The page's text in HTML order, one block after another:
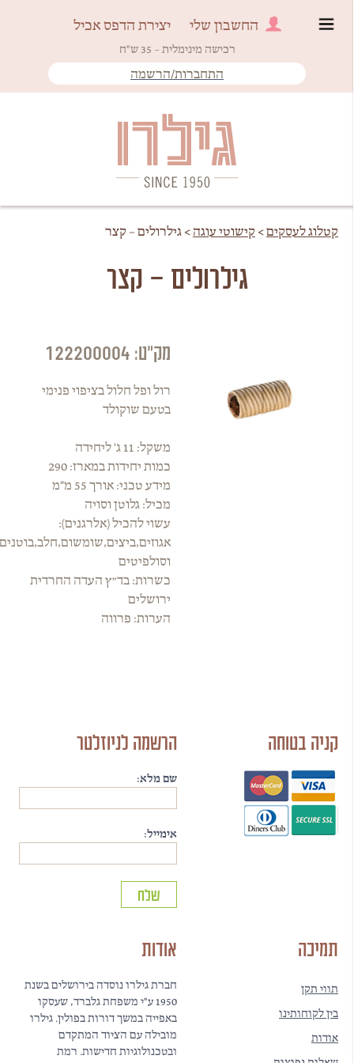
החשבון שלי יצירת הדפס אכיל
רכישה מינימלית – 35 ש"ח
התחברות/הרשמה
גילרו
Since 1950
קטלוג לעסקים> קישוטי עוגה > גילרולים – קצר
גילרולים – קצר
מק"ט: 122200004
רול ופל חלול בציפוי פנימי
בטעם שוקולד
משקל: 11 ג' ליחידה
כמות יחידות במארז: 290
מידע טכני: אורך 55 מ"מ
מכיל: גלוטן וסויה
עשוי להכיל (אלרגנים):
אגוזים,ביצים,שומשום,חלב,בוטנים
וסולפיטים
כשרות: בד״ץ העדה החרדית
ירושלים
הערות: פרווה
קניה בטוחה הרשמה לניוזלטר
שם מלא:
אימייל:
תמיכה
תווי תקן
בין לקוחותינו
אודות
אודות
חברת גילרו נוסדה בירושלים בשנת
1950 ע"י משפחת גלברד, שעסקו
באפייה במשך דורות בפולין. גילרו
מובילה עם הציוד המתקדם
ובטכנולוגיות חדישות. רמת